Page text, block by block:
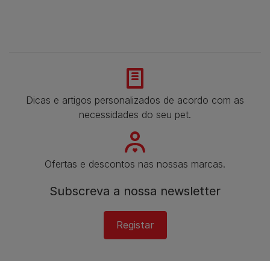
Dicas e artigos personalizados de acordo com as
necessidades do seu pet.
Ofertas e descontos nas nossas marcas.
Subscreva a nossa newsletter
Registar